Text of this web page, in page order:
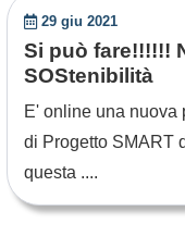
29 giu 2021
Si può fare!!!!!!
SOStenibilità
E' online una nuova
di Progetto SMART
questa ....